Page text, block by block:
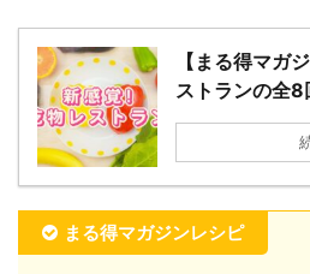
【まる得マガ
ストランの全8
まる得マガジンレシピ